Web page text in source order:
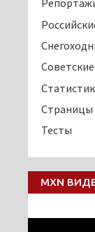
Страницы
Тесты
MXN